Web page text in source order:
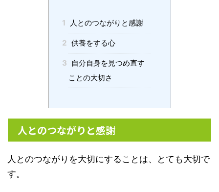
1 人とのつながりと感謝
2 供養をする心
3
自分自身を見つめ直す
ことの大切さ
人とのつながりと感謝
人とのつながりを大切にすることは、とても大切で
す。